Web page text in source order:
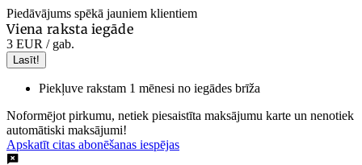
Piedāvājums spēkā jauniem klientiem
Viena raksta iegāde
3 EUR / gab.
Lasīt!
Piekļuve rakstam 1 mēnesi no iegādes brīža
Noformējot pirkumu, netiek piesaistīta maksājumu karte un nenotiek
automātiski maksājumi!
Apskatīt citas abonēšanas iespējas